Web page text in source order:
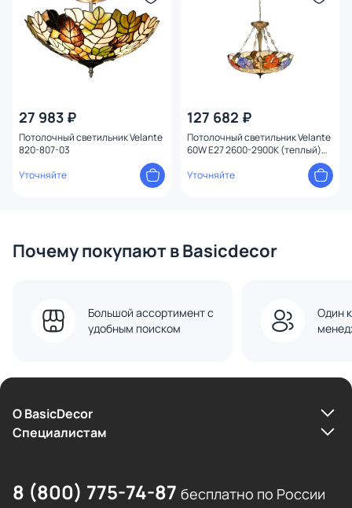
27 983 ₽
Потолочный светильник Velante
820-807-03
Уточняйте
127 682 ₽
Потолочный светильник Velante
60W E27 2600-2900К (теплый)
Уточняйте
Почему покупают в Basicdecor
Большой ассортимент с
удобным поиском
Один
О BasicDecor
Cпециалистам
8 (800) 775-74-87 бесплатно по России